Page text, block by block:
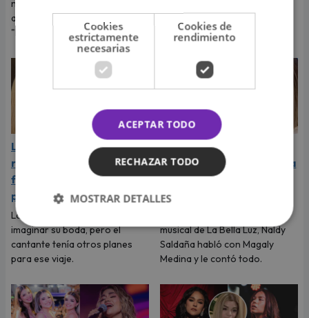
nuestro país luego del éxito
alcanzado con su sencillo
"Desde que tú no estás".
dejó claro que vive uno de los
momentos más felices de su
vida.
La Joaqui sorprende al
revelar la inesperada
forma en que Luck Ra
puso fin a su romance
La cantante reveló que llegó a
imaginar su boda, pero el
cantante tenía otros planes
para ese viaje.
Naldy Saldaña rompió en
llanto durante entrevista
con Magaly Medina y
exigió justicia
musical de La Bella Luz, Naldy
Saldaña habló con Magaly
Medina y le contó todo.
Cookies
estrictamente
necesarias
Cookies de
rendimiento
ACEPTAR TODO
RECHAZAR TODO
MOSTRAR DETALLES